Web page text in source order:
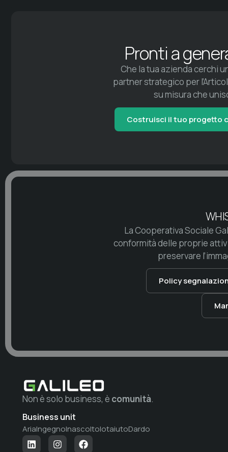
Pronti a
Che la tua azienda cerchi
partner strategico per
su misura che
Costruisci il tuo progetto
La Cooperativa Sociale
conformità delle proprie
preservare
Policy
Non è solo business, è comunità.
Business unit
AriaIngegnoInascoltoIotaiutoDardo